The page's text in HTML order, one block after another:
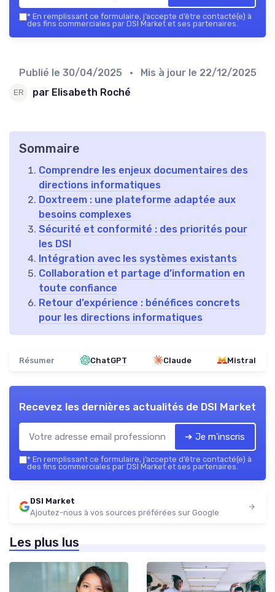
* En remplissant ce formulaire, j’accepte d’être contacté(e) à
des fins commerciales par DSI Market et ses partenaires.
Publié le 30/04/2025 • Mis à jour le 22/12/2025
par Elisabeth Roché
Sommaire
Comprendre les enjeux documentaires des
directions informatiques
Doxtreem : une plateforme adaptée aux
besoins complexes
Sécurité et conformité : des priorités pour
les DSI
Intégration avec les systèmes existants
Collaboration et partage d’information en
toute confiance
Retour d’expérience : bénéfices concrets
pour les directions informatiques
Résumer ChatGPT Claude Mistral
Recevez les dernières actualités de DSI Market
➔ Je m'inscris
* En remplissant ce formulaire, j’accepte d’être contacté(e) à
des fins commerciales par DSI Market et ses partenaires.
DSI Market
Ajoutez-nous à vos sources préférées sur Google
Les plus lus